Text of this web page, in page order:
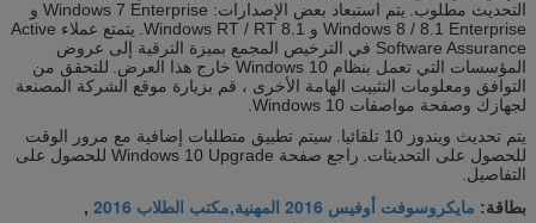
التحديث مطلوب.
يتم استبعاد بعض الإصدارات: Windows 7 Enterprise و
Windows 8 / 8.1 Enterprise و Windows RT / RT 8.1.
يتمتع عملاء Active
Software Assurance في الترخيص المجمع بميزة الترقية إلى عروض
المؤسسات التي تعمل بنظام Windows 10 خارج هذا العرض.
للتحقق من
التوافق ومعلومات التثبيت الهامة الأخرى ، قم بزيارة موقع الشركة المصنعة
لجهازك وصفحة مواصفات Windows 10.
يتم تحديث ويندوز 10 تلقائيا.
سيتم تطبيق متطلبات إضافية مع مرور الوقت
للحصول على التحديثات.
راجع صفحة Windows 10 Upgrade للحصول على
التفاصيل.
بطاقة: مايكروسوفت أوفيس 2016 المهنية,مكتب الطلاب 2016 ,